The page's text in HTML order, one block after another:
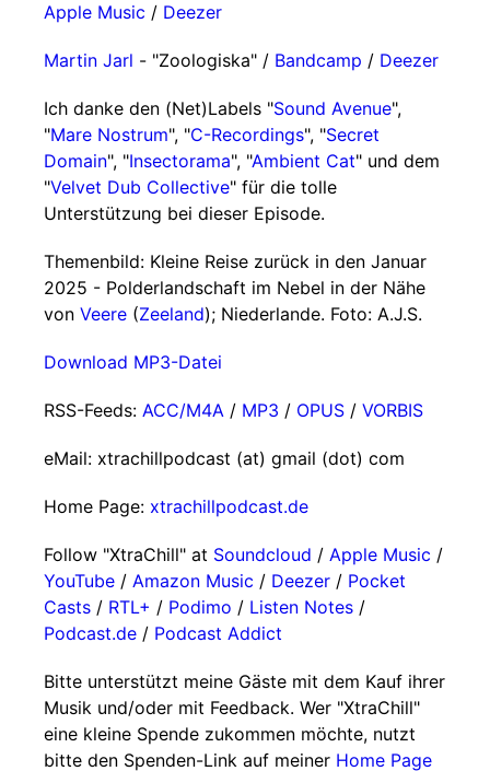
Apple Music / Deezer
Martin Jarl - "Zoologiska" / Bandcamp / Deezer
Ich danke den (Net)Labels "Sound Avenue",
"Mare Nostrum", "C-Recordings", "Secret
Domain", "Insectorama", "Ambient Cat" und dem
"Velvet Dub Collective" für die tolle
Unterstützung bei dieser Episode.
Themenbild: Kleine Reise zurück in den Januar
2025 - Polderlandschaft im Nebel in der Nähe
von Veere (Zeeland); Niederlande. Foto: A.J.S.
Download MP3-Datei
RSS-Feeds: ACC/M4A / MP3 / OPUS / VORBIS
eMail: xtrachillpodcast (at) gmail (dot) com
Home Page: xtrachillpodcast.de
Follow "XtraChill" at Soundcloud / Apple Music /
YouTube / Amazon Music / Deezer / Pocket
Casts / RTL+ / Podimo / Listen Notes /
Podcast.de / Podcast Addict
Bitte unterstützt meine Gäste mit dem Kauf ihrer
Musik und/oder mit Feedback. Wer "XtraChill"
eine kleine Spende zukommen möchte, nutzt
bitte den Spenden-Link auf meiner Home Page